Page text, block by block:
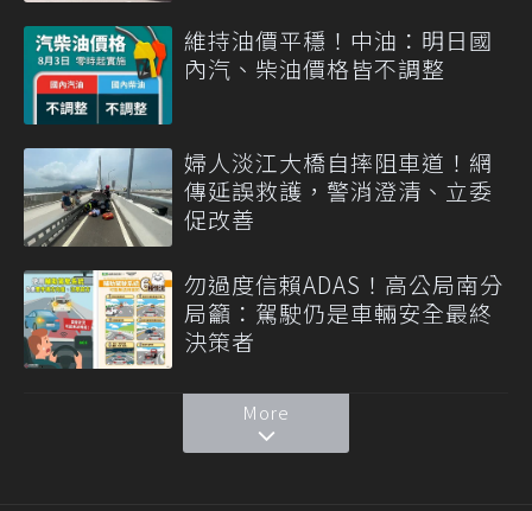
維持油價平穩！中油：明日國
內汽、柴油價格皆不調整
婦人淡江大橋自摔阻車道！網
傳延誤救護，警消澄清、立委
促改善
勿過度信賴ADAS！高公局南分
局籲：駕駛仍是車輛安全最終
決策者
More